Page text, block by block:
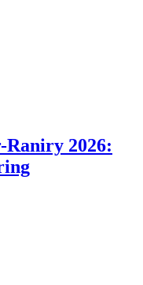
2026: